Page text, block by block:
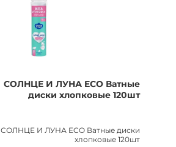
СОЛНЦЕ И ЛУНА ECO Ватные
диски хлопковые 120шт
СОЛНЦЕ И ЛУНА ECO Ватные диски
хлопковые 120шт